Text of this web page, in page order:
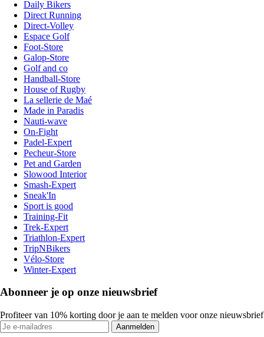
Daily Bikers
Direct Running
Direct-Volley
Espace Golf
Foot-Store
Galop-Store
Golf and co
Handball-Store
House of Rugby
La sellerie de Maé
Made in Paradis
Nauti-wave
On-Fight
Padel-Expert
Pecheur-Store
Pet and Garden
Slowood Interior
Smash-Expert
Sneak'In
Sport is good
Training-Fit
Trek-Expert
Triathlon-Expert
TripNBikers
Vélo-Store
Winter-Expert
Abonneer je op onze nieuwsbrief
Profiteer van 10% korting door je aan te melden voor onze nieuwsbrief
Aanmelden